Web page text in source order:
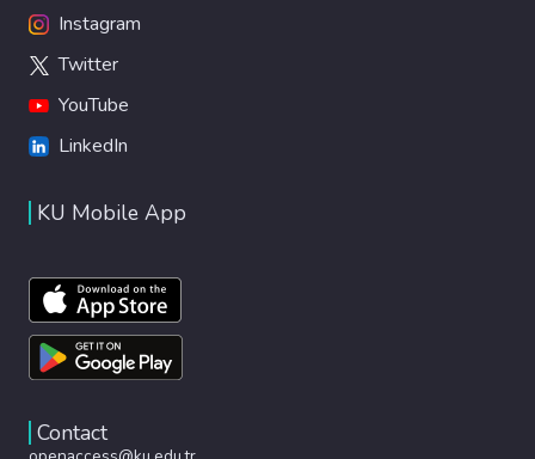
Instagram
Twitter
YouTube
LinkedIn
KU Mobile App
Contact